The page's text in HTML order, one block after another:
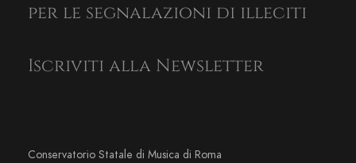
per le segnalazioni di illeciti
Iscriviti alla Newsletter
Conservatorio Statale di Musica di Roma